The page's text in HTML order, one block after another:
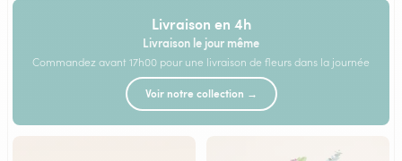
Livraison en 4h
Livraison le jour même
Commandez avant 17h00 pour une livraison de fleurs dans la journée
Voir notre collection →